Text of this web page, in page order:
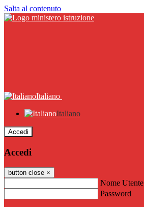
Salta al contenuto
Italiano
Italiano
Accedi
Accedi
button close ×
Nome Utente
Password